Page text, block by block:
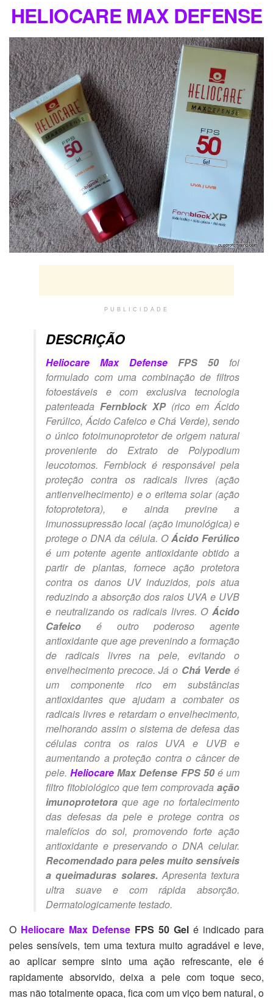
HELIOCARE MAX DEFENSE
PUBLICIDADE
DESCRIÇÃO
Heliocare Max Defense FPS 50 foi
formulado com uma combinação de filtros
fotoestáveis e com exclusiva tecnologia
patenteada Fernblock XP(rico em Ácido
Ferúlico, Ácido Cafeico e Chá Verde), sendo
o único fotoimunoprotetor de origem natural
proveniente do Extrato de Polypodium
leucotomos. Fernblock é responsável pela
proteção contra os radicais livres (ação
antienvelhecimento) e o eritema solar (ação
fotoprotetora), e ainda previne a
imunossupressão local (ação imunológica) e
protege o DNA da célula. OÁcido Ferúlico
é um potente agente antioxidante obtido a
partir de plantas, fornece ação protetora
contra os danos UV induzidos, pois atua
reduzindo a absorção dos raios UVA e UVB
e neutralizando os radicais livres. O Ácido
Cafeico é outro poderoso agente
antioxidante que age prevenindo a formação
de radicais livres na pele, evitando o
envelhecimento precoce. Já o Chá Verde é
um componente rico em substâncias
antioxidantes que ajudam a combater os
radicais livres e retardam o envelhecimento,
melhorando assim o sistema de defesa das
células contra os raios UVA e UVB e
aumentando a proteção contra o câncer de
pele.Heliocare Max Defense FPS 50é um
filtro fitobiológico que tem comprovada ação
imunoprotetora que age no fortalecimento
das defesas da pele e protege contra os
malefícios do sol, promovendo forte ação
antioxidante e preservando o DNA celular.
Recomendado para peles muito sensíveis
a queimaduras solares. Apresenta textura
ultra suave e com rápida absorção.
Dermatologicamente testado.
O Heliocare Max Defense FPS 50 Gel é indicado para
peles sensíveis, tem uma textura muito agradável e leve,
ao aplicar sempre sinto uma ação refrescante, ele é
rapidamente absorvido, deixa a pele com toque seco,
mas não totalmente opaca, fica com um viço bem natural, o